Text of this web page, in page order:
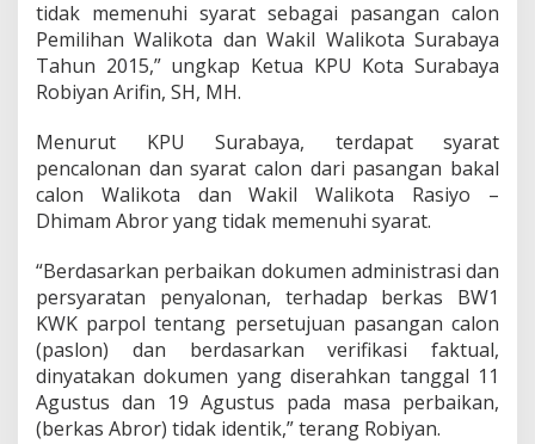
tidak memenuhi syarat sebagai pasangan calon
Pemilihan Walikota dan Wakil Walikota Surabaya
Tahun 2015,” ungkap Ketua KPU Kota Surabaya
Robiyan Arifin, SH, MH.
Menurut KPU Surabaya, terdapat syarat
pencalonan dan syarat calon dari pasangan bakal
calon Walikota dan Wakil Walikota Rasiyo –
Dhimam Abror yang tidak memenuhi syarat.
“Berdasarkan perbaikan dokumen administrasi dan
persyaratan penyalonan, terhadap berkas BW1
KWK parpol tentang persetujuan pasangan calon
(paslon) dan berdasarkan verifikasi faktual,
dinyatakan dokumen yang diserahkan tanggal 11
Agustus dan 19 Agustus pada masa perbaikan,
(berkas Abror) tidak identik,” terang Robiyan.